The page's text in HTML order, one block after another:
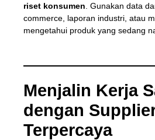
riset konsumen . Gunakan data
commerce, laporan industri, atau
mengetahui produk yang sedang
Menjalin Kerja
dengan
Terpercaya